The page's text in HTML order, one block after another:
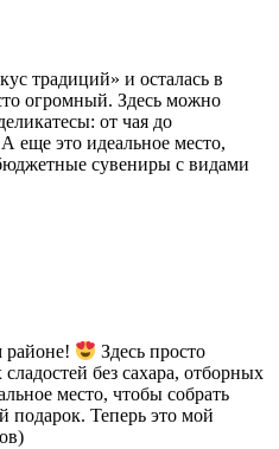
традиций» и осталась в
огромный. Здесь можно
от чая до
еще это идеальное место,
сувениры с видами
районе!
Здесь просто
без сахара, отборных
место, чтобы собрать
Теперь это мой